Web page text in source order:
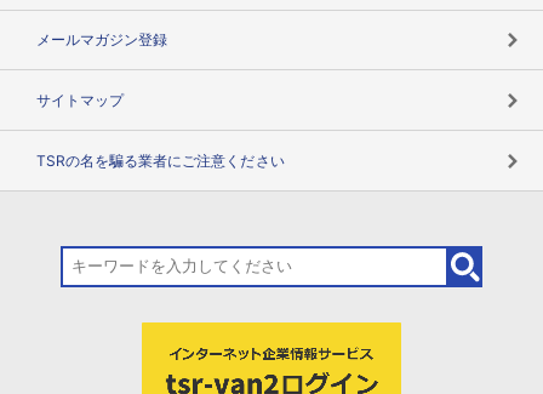
メールマガジン登録
サイトマップ
TSRの名を騙る業者にご注意ください